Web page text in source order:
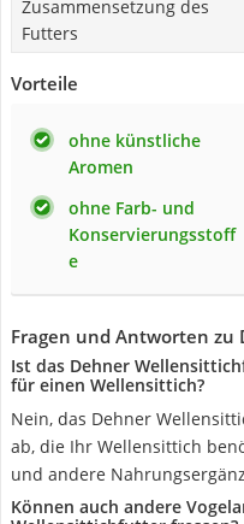
Zusammensetzung des
Futters
Vorteile
ohne künstliche
Aromen
ohne Farb- und
Konservierungsstoff
e
Fragen und Antworten
Ist das Dehner
für einen Wellensittich?
Nein, das Dehner
ab, die Ihr Wellensittich
und andere
Können auch andere